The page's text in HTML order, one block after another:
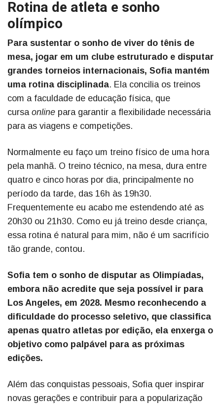
Rotina de atleta e sonho
olímpico
Para sustentar o sonho de viver do tênis de
mesa, jogar em um clube estruturado e disputar
grandes torneios internacionais, Sofia mantém
uma rotina disciplinada. Ela concilia os treinos
com a faculdade de educação física, que
cursa online para garantir a flexibilidade necessária
para as viagens e competições.
Normalmente eu faço um treino físico de uma hora
pela manhã. O treino técnico, na mesa, dura entre
quatro e cinco horas por dia, principalmente no
período da tarde, das 16h às 19h30.
Frequentemente eu acabo me estendendo até as
20h30 ou 21h30. Como eu já treino desde criança,
essa rotina é natural para mim, não é um sacrifício
tão grande, contou.
Sofia tem o sonho de disputar as Olimpíadas,
embora não acredite que seja possível ir para
Los Angeles, em 2028. Mesmo reconhecendo a
dificuldade do processo seletivo, que classifica
apenas quatro atletas por edição, ela enxerga o
objetivo como palpável para as próximas
edições.
Além das conquistas pessoais, Sofia quer inspirar
novas gerações e contribuir para a popularização